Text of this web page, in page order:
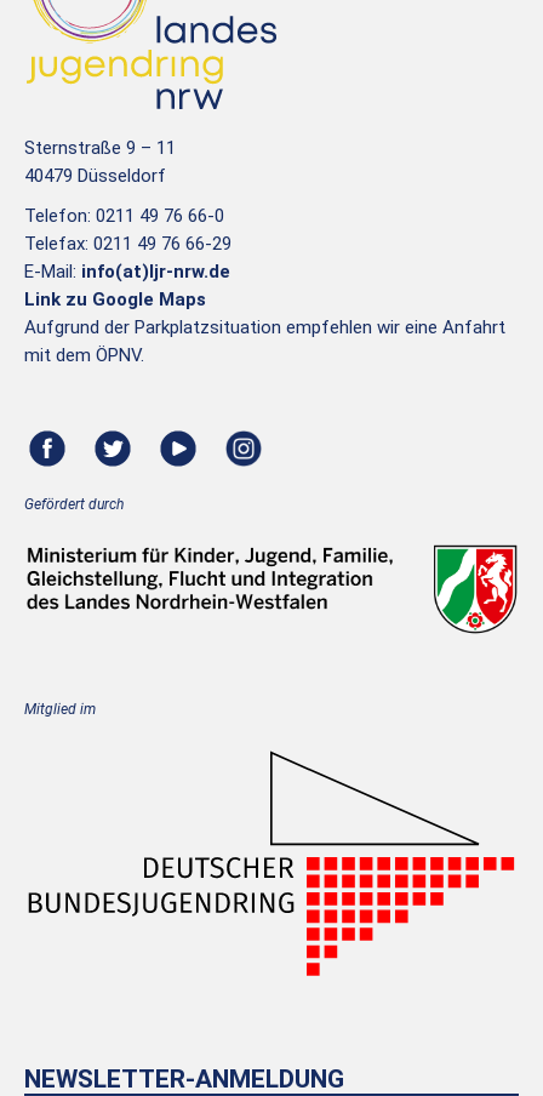
Sternstraße 9 – 11
40479 Düsseldorf
Telefon: 0211 49 76 66-0
Telefax: 0211 49 76 66-29
E-Mail: info(at)ljr-nrw.de
Link zu Google Maps
Aufgrund der Parkplatzsituation empfehlen wir eine Anfahrt
mit dem ÖPNV.
Gefördert durch
Mitglied im
NEWSLETTER-ANMELDUNG